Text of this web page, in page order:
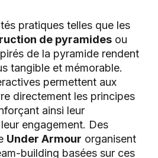
pratiques telles que les
de pyramides ou
de la pyramide rendent
tangible et mémorable.
permettent aux
directement les principes
ainsi leur
engagement. Des
Under Armour organisent
building basées sur ces